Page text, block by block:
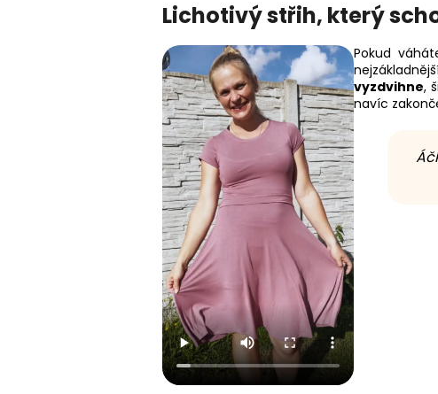
Lichotivý střih, který
Pokud
vyzdvihne,
navíc